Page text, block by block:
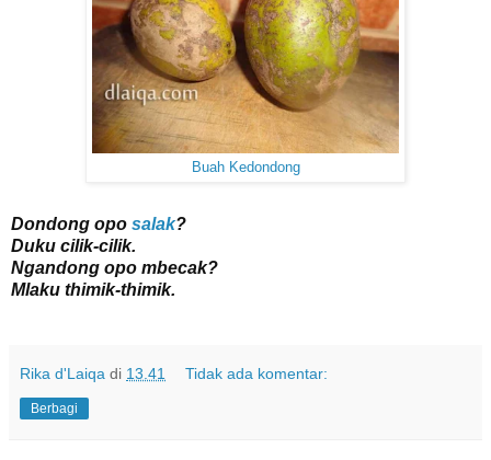
Buah Kedondong
Dondong opo salak?
Duku cilik-cilik.
Ngandong opo mbecak?
Mlaku thimik-thimik.
Rika d'Laiqa di 13.41 Tidak ada komentar:
Berbagi